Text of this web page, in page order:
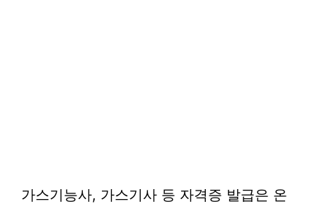
가스기능사, 가스기사 등 자격증 발급은 온